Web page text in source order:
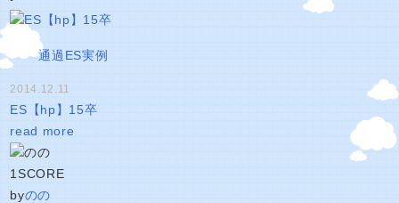
通過ES実例
2014.12.11
ES【hp】15卒
read more
1 SCORE
byのの